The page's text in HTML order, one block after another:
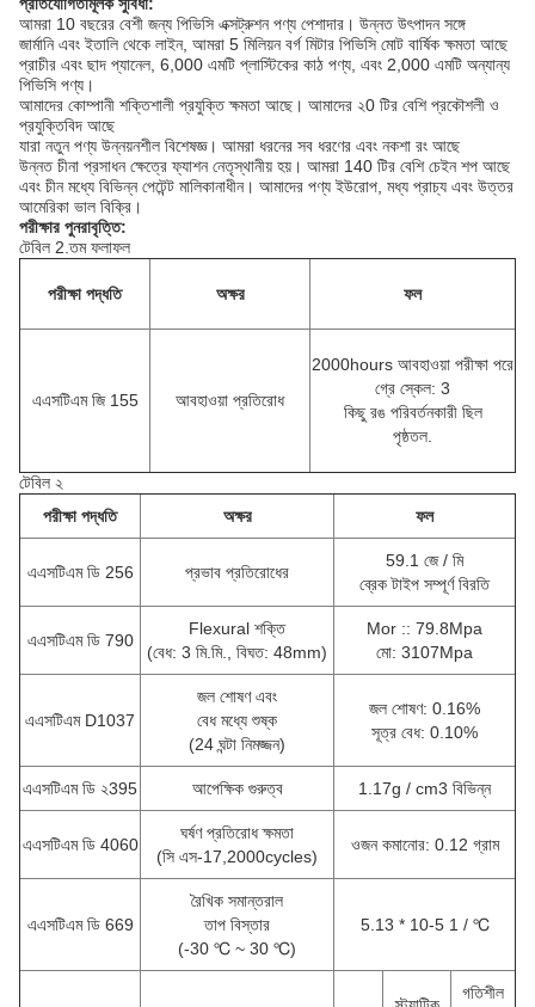
আমরা 10 বছরের বেশী জন্য পিভিসি এক্সট্রুশন পণ্য পেশাদার। উন্নত উৎপাদন সঙ্গে
জার্মানি এবং ইতালি থেকে লাইন, আমরা 5 মিলিয়ন বর্গ মিটার পিভিসি মোট বার্ষিক ক্ষমতা আছে
প্রাচীর এবং ছাদ প্যানেল, 6,000 এমটি প্লাস্টিকের কাঠ পণ্য, এবং 2,000 এমটি অন্যান্য
পিভিসি পণ্য।
আমাদের কোম্পানী শক্তিশালী প্রযুক্তি ক্ষমতা আছে। আমাদের ২0 টির বেশি প্রকৌশলী ও
প্রযুক্তিবিদ আছে
যারা নতুন পণ্য উন্নয়নশীল বিশেষজ্ঞ। আমরা ধরনের সব ধরণের এবং নকশা রং আছে
উন্নত চীনা প্রসাধন ক্ষেত্রে ফ্যাশন নেতৃস্থানীয় হয়। আমরা 140 টির বেশি চেইন শপ আছে
এবং চীন মধ্যে বিভিন্ন পেটেন্ট মালিকানাধীন। আমাদের পণ্য ইউরোপ, মধ্য প্রাচ্য এবং উত্তর
আমেরিকা ভাল বিক্রি।
পরীক্ষার পুনরাবৃত্তি:
টেবিল 2.তম ফলাফল
পরীক্ষা পদ্ধতি অক্ষর ফল
এএসটিএম জি 155 আবহাওয়া প্রতিরোধ
2000hours আবহাওয়া পরীক্ষা পরে
গ্রে স্কেল: 3
কিছু রঙ পরিবর্তনকারী ছিল
পৃষ্ঠতল.
টেবিল ২
পরীক্ষা পদ্ধতি
অক্ষর ফল
এএসটিএম ডি 256 প্রভাব প্রতিরোধের
59.1 জে / মি
ব্রেক টাইপ সম্পূর্ণ বিরতি
এএসটিএম ডি 790
Flexural শক্তি
(বেধ: 3 মি.মি., বিঘত: 48mm)
Mor :: 79.8Mpa
মো: 3107Mpa
এএসটিএম D1037
জল শোষণ এবং
বেধ মধ্যে শুষ্ক
(24 ঘন্টা নিমজ্জন)
জল শোষণ: 0.16%
সূত্র বেধ: 0.10%
এএসটিএম ডি ২395 আপেক্ষিক গুরুত্ব 1.17g / cm3 বিভিন্ন
এএসটিএম ডি 4060
ঘর্ষণ প্রতিরোধ ক্ষমতা
(সি এস-17,2000cycles)
ওজন কমানোর: 0.12 গ্রাম
এএসটিএম ডি 669
রৈখিক সমান্তরাল
তাপ বিস্তার
(-30 ℃ ~ 30 ℃)
5.13 * 10-5 1 / ℃
গতিশীল